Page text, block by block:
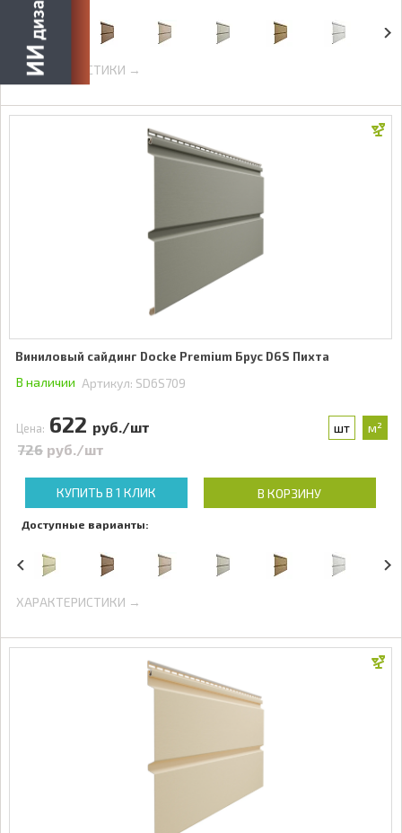
ХАРАКТЕРИСТИКИ →
Виниловый сайдинг Docke Premium Брус D6S Пихта
В наличии Артикул: SD6S709
Цена: 622 руб./шт шт м²
726 руб./шт
КУПИТЬ В 1 КЛИК В КОРЗИНУ
Доступные варианты:
ХАРАКТЕРИСТИКИ →